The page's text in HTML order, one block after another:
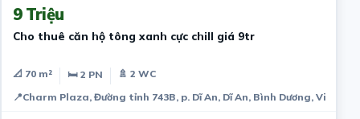
9 Triệu
Cho thuê căn hộ tông xanh cực chill giá 9tr
📐 70 m² 🛏 2 PN
🚿 2 WC
📍Charm Plaza, Đường tỉnh 743B, p. Dĩ An, Dĩ An, Bình Dương, Việt